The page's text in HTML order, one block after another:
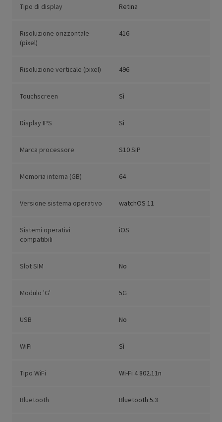
Tipo di display Retina
Risoluzione orizzontale
(pixel)
416
Risoluzione verticale (pixel) 496
Touchscreen Sì
Display IPS Sì
Marca processore S10 SiP
Memoria interna (GB) 64
Versione sistema operativo watchOS 11
Sistemi operativi
compatibili
iOS
Slot SIM No
Modulo 'G' 5G
USB No
WiFi Sì
Tipo WiFi Wi-Fi 4 802.11n
Bluetooth Bluetooth 5.3